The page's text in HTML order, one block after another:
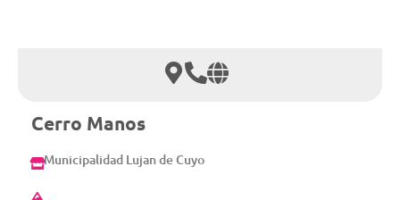
Cerro Manos
Municipalidad Lujan de Cuyo